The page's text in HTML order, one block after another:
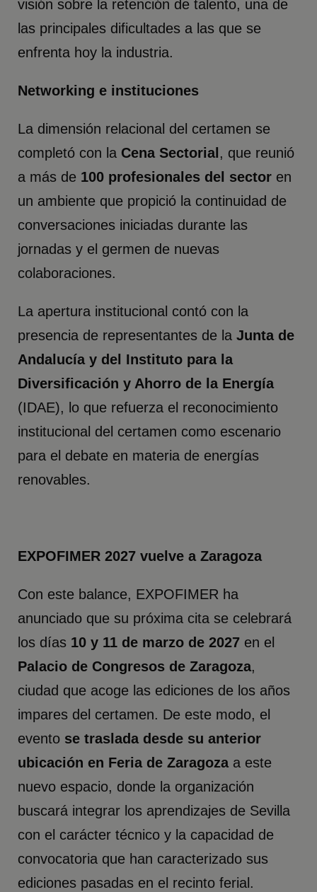
visión sobre la retención de talento, una de
las principales dificultades a las que se
enfrenta hoy la industria.
Networking e instituciones
La dimensión relacional del certamen se
completó con la Cena Sectorial, que reunió
a más de 100 profesionales del sector en
un ambiente que propició la continuidad de
conversaciones iniciadas durante las
jornadas y el germen de nuevas
colaboraciones.
La apertura institucional contó con la
presencia de representantes de laJunta de
Andalucía y del Instituto para la
Diversificación y Ahorro de la Energía
(IDAE), lo que refuerza el reconocimiento
institucional del certamen como escenario
para el debate en materia de energías
renovables.
EXPOFIMER 2027 vuelve a Zaragoza
Con este balance, EXPOFIMER ha
anunciado que su próxima cita se celebrará
los días 10 y 11 de marzo de 2027 en el
Palacio de Congresos de Zaragoza,
ciudad que acoge las ediciones de los años
impares del certamen. De este modo, el
evento se traslada desde su anterior
ubicación en Feria de Zaragozaa este
nuevo espacio, donde la organización
buscará integrar los aprendizajes de Sevilla
con el carácter técnico y la capacidad de
convocatoria que han caracterizado sus
ediciones pasadas en el recinto ferial.